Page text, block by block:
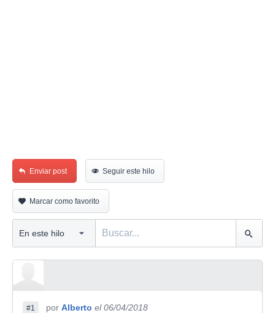
Enviar post Seguir este hilo
Marcar como favorito
#1 por Alberto el 06/04/2018